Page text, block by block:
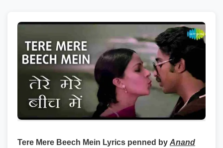
Tere Mere Beech Mein Lyrics penned by Anand